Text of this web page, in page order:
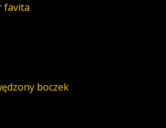
favita
boczek